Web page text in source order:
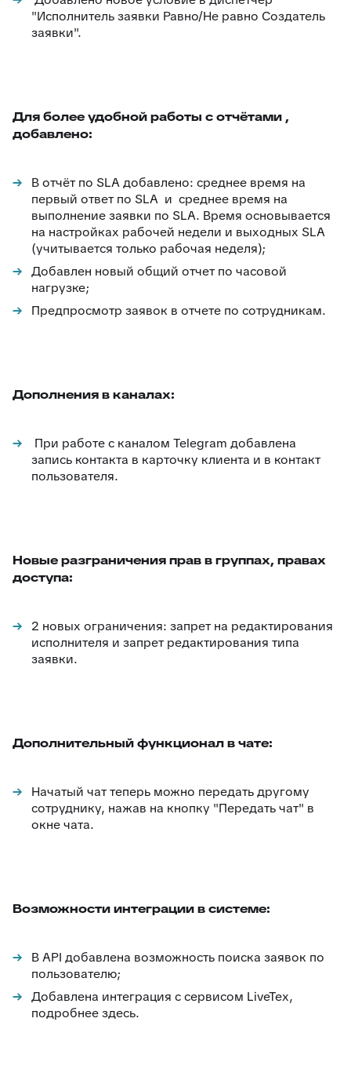
"Исполнитель заявки Равно/Не равно Создатель
заявки".
Для более удобной работы с отчётами ,
добавлено:
В отчёт по SLA добавлено: среднее время на
первый ответ по SLA и среднее время на
выполнение заявки по SLA. Время основывается
на настройках рабочей недели и выходных SLA
(учитывается только рабочая неделя);
Добавлен новый общий отчет по часовой
нагрузке;
Предпросмотр заявок в отчете по сотрудникам.
Дополнения в каналах:
При работе с каналом Telegram добавлена
запись контакта в карточку клиента и в контакт
пользователя.
Новые разграничения прав в группах, правах
доступа:
2 новых ограничения: запрет на редактирования
исполнителя и запрет редактирования типа
заявки.
Дополнительный функционал в чате:
Начатый чат теперь можно передать другому
сотруднику, нажав на кнопку "Передать чат" в
окне чата.
Возможности интеграции в системе:
В API добавлена возможность поиска заявок по
пользователю;
Добавлена интеграция с сервисом LiveTex,
подробнее здесь.